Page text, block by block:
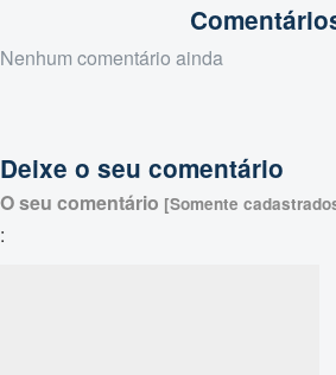
Nenhum comentário ainda
Deixe o seu comentário
O seu comentário [Somente
: